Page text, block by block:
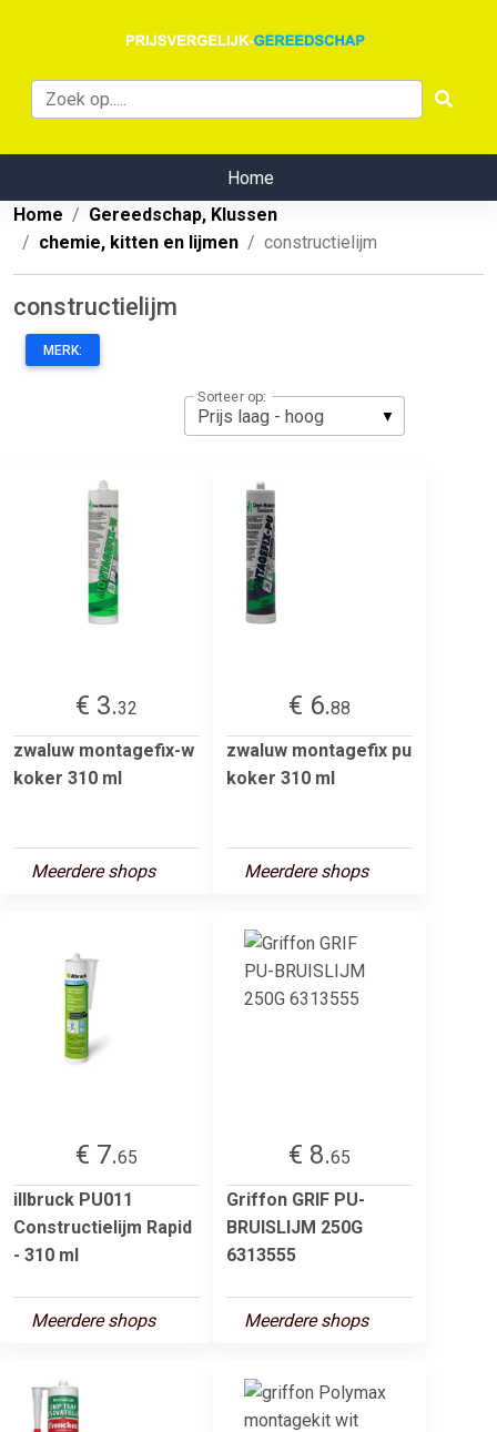
Home
Home
Gereedschap, Klussen
chemie, kitten en lijmen
constructielijm
constructielijm
MERK:
Sorteer op:
€ 3.32
zwaluw montagefix-w
koker 310 ml
Meerdere shops
€ 6.88
zwaluw montagefix pu
koker 310 ml
Meerdere shops
€ 7.65
illbruck PU011
Constructielijm Rapid
- 310 ml
Meerdere shops
€ 8.65
Griffon GRIF PU-
BRUISLIJM 250G
6313555
Meerdere shops